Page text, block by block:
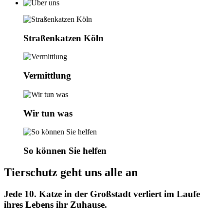
Straßenkatzen Köln
Vermittlung
Wir tun was
So können Sie helfen
Tierschutz geht uns alle an
Jede 10. Katze in der Großstadt verliert im Laufe
ihres Lebens ihr Zuhause.